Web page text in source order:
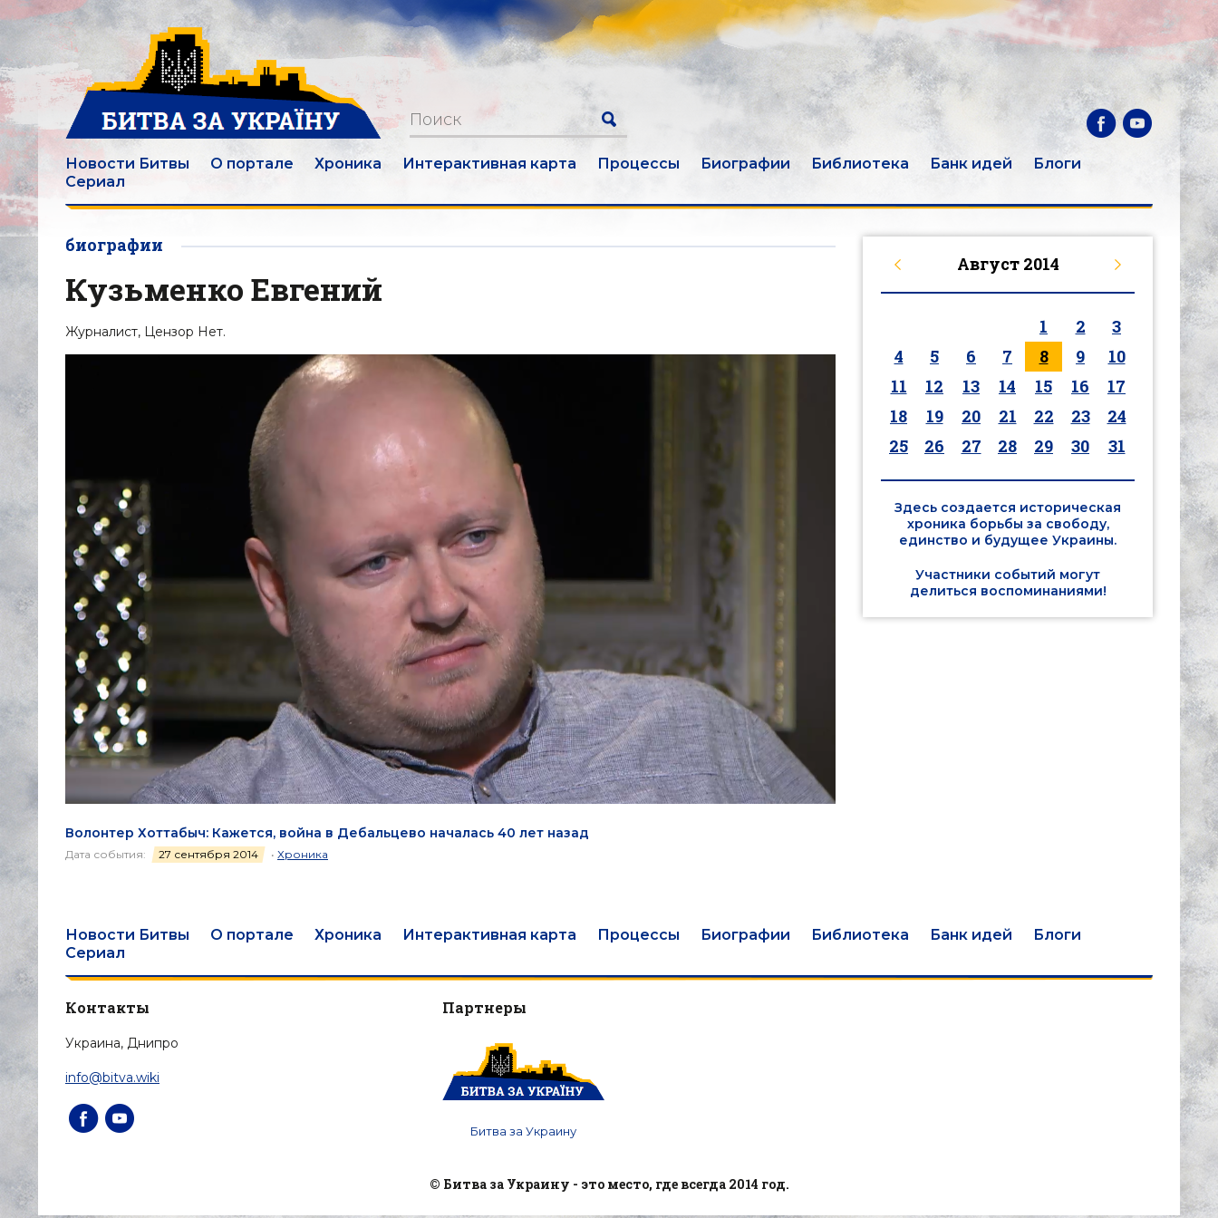
Новости Битвы О портале Хроника Интерактивная карта Процессы Биографии Библиотека Банк идей
Блоги
Сериал
биографии
Кузьменко Евгений
Журналист, Цензор Нет.
Волонтер Хоттабыч: Кажется, война в Дебальцево началась 40 лет назад
Дата события: 27 сентября 2014 • Хроника
Август 2014
1 2
3
4
5 6 7 8 9
10
11
12 13 14 15 16
17
18
19 20 21 22 23
24
25
26 27 28 29 30 31
Здесь создается историческая
хроника борьбы за свободу,
единство и будущее Украины.
Участники событий могут
делиться воспоминаниями!
Новости Битвы О портале Хроника Интерактивная карта Процессы Биографии Библиотека Банк идей
Блоги
Сериал
Контакты
Украина, Днипро
info@bitva.wiki
Партнеры
Битва за Украину
© Битва за Украину - это место, где всегда 2014 год.